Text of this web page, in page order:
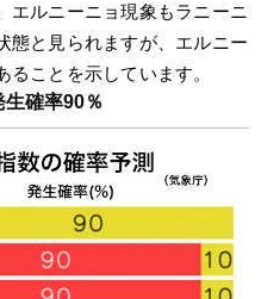
エルニーニョ現象もラニーニ
態と見られますが、エルニー
ことを示しています。
確率90％